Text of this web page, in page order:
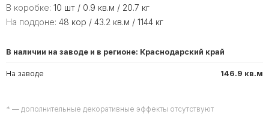
В коробке: 10 шт / 0.9 кв.м / 20.7 кг
На поддоне: 48 кор / 43.2 кв.м / 1144 кг
В наличии на заводе и в регионе: Краснодарский край
На заводе 146.9 кв.м
* — дополнительные декоративные эффекты отсутствуют